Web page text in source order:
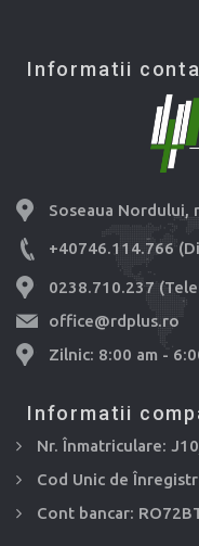
Informatii
Soseaua Nordului,
+40746.114.766
0238.710.237
office@rdplus.ro
Zilnic: 8:00 am -
Informatii
Nr. Înmatriculare:
Cod Unic de
Cont bancar: